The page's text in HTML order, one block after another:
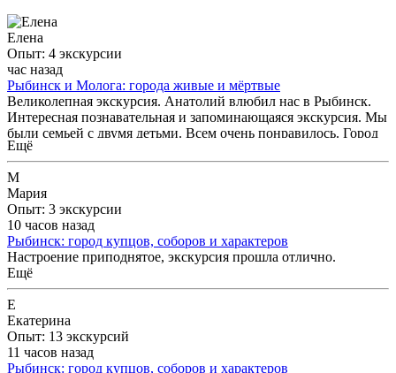
Елена
Опыт: 4 экскурсии
час назад
Рыбинск и Молога: города живые и мёртвые
Великолепная экскурсия. Анатолий влюбил нас в Рыбинск.
Интересная познавательная и запоминающаяся экскурсия. Мы
были семьей с двумя детьми. Всем очень понравилось. Город
красивый чистый и ухоженный, маршрут экскурсии
приятный и не выматывающий, индивидуальный подход
экскурсовода - все оставило только положительные эмоции.
Рекомендую!
Ещё
М
Мария
Опыт: 3 экскурсии
10 часов назад
Рыбинск: город купцов, соборов и характеров
Настроение приподнятое, экскурсия прошла отлично.
Ещё
Е
Екатерина
Опыт: 13 экскурсий
11 часов назад
Рыбинск: город купцов, соборов и характеров